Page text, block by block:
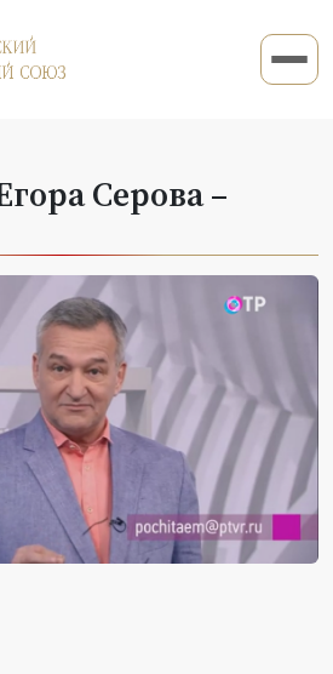
Серова –